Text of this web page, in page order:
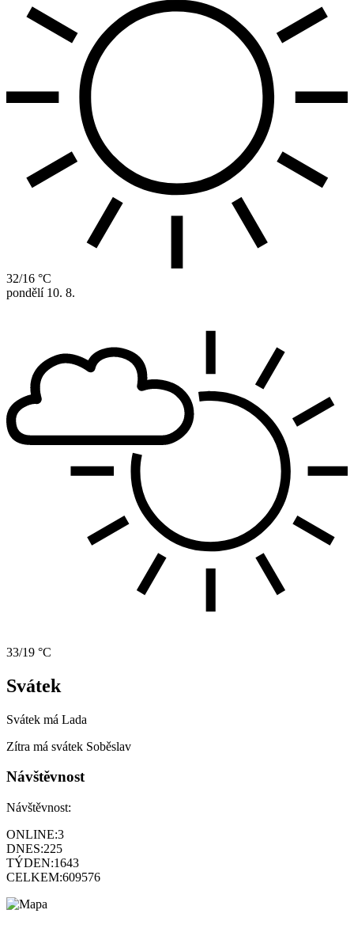
32/16 °C
pondělí 10. 8.
33/19 °C
Svátek
Svátek má Lada
Zítra má svátek Soběslav
Návštěvnost
Návštěvnost:
ONLINE:3
DNES:225
TÝDEN:1643
CELKEM:609576